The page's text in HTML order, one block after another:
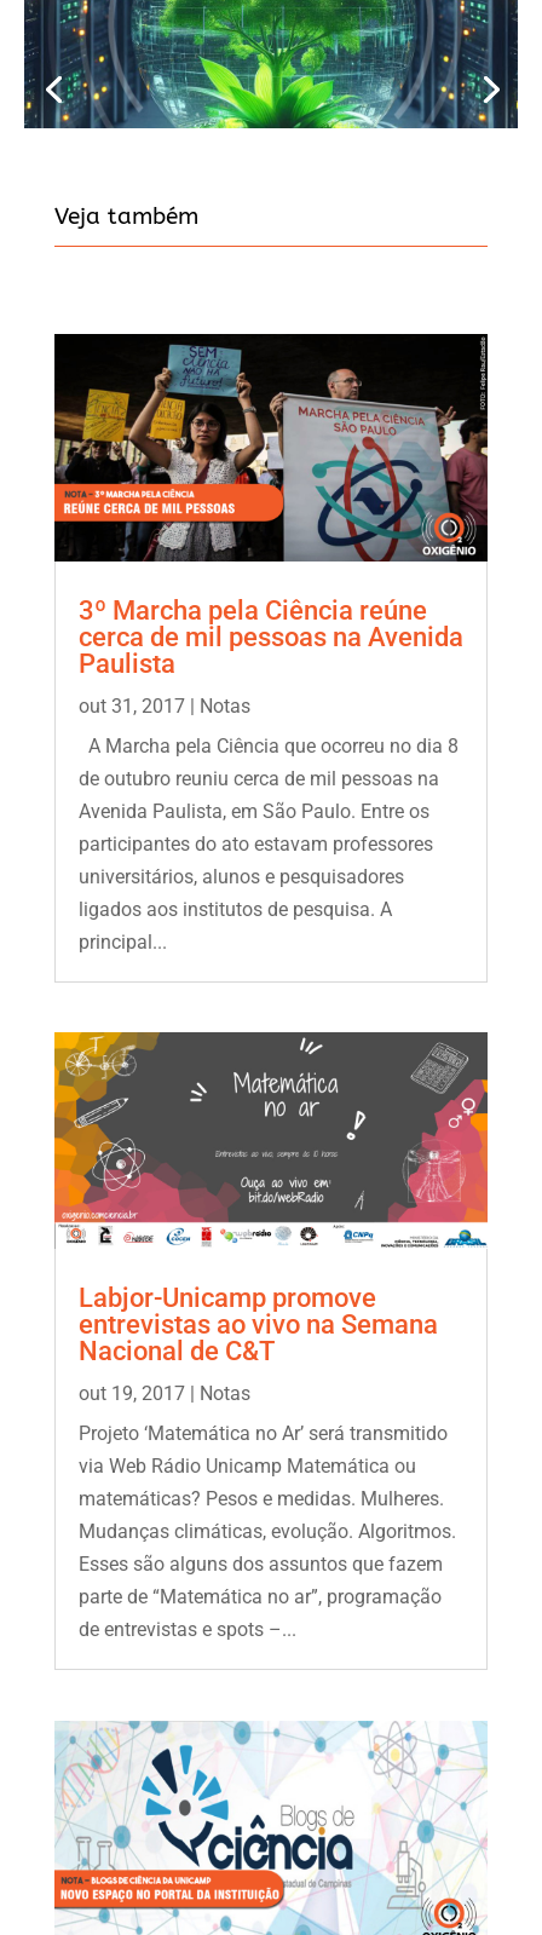
Veja também
3º Marcha pela Ciência reúne
cerca de mil pessoas na Avenida
Paulista
out 31, 2017| Notas
A Marcha pela Ciência que ocorreu no dia 8
de outubro reuniu cerca de mil pessoas na
Avenida Paulista, em São Paulo. Entre os
participantes do ato estavam professores
universitários, alunos e pesquisadores
ligados aos institutos de pesquisa. A
principal...
Labjor-Unicamp promove
entrevistas ao vivo na Semana
Nacional de C&T
out 19, 2017|
Notas
Projeto ‘Matemática no Ar’ será transmitido
via Web Rádio Unicamp Matemática ou
matemáticas? Pesos e medidas. Mulheres.
Mudanças climáticas, evolução. Algoritmos.
Esses são alguns dos assuntos que fazem
parte de “Matemática no ar”, programação
de entrevistas e spots –...